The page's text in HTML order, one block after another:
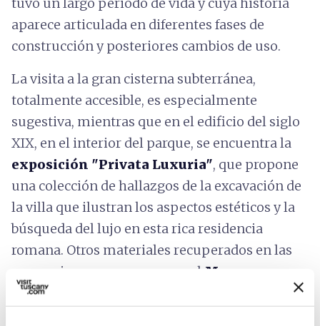
aparece articulada en diferentes fases de
construcción y posteriores cambios de uso.
La visita a la gran cisterna subterránea,
totalmente accesible, es especialmente
sugestiva, mientras que en el edificio del siglo
XIX, en el interior del parque, se encuentra la
exposición "Privata Luxuria", que propone
una colección de hallazgos de la excavación de
la villa que ilustran los aspectos estéticos y la
búsqueda del lujo en esta rica residencia
romana. Otros materiales recuperados en las
excavaciones se exponen en el Museo
Arqueológico de Cecina